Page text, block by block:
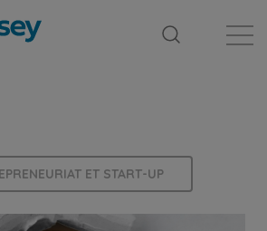
ET START-UP